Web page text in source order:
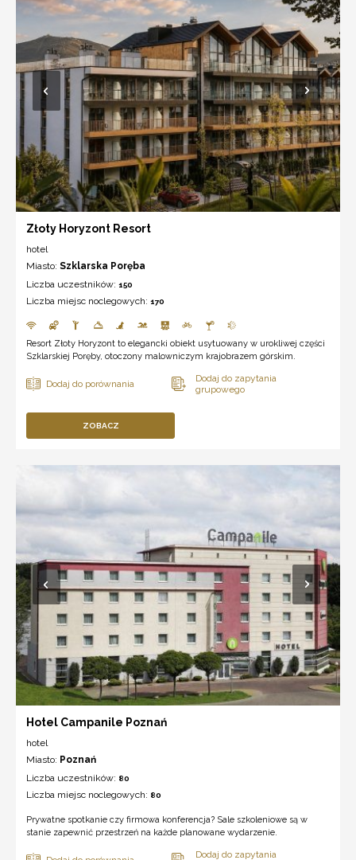
Złoty Horyzont Resort
hotel
Miasto: Szklarska Poręba
Liczba uczestników: 150
Liczba miejsc noclegowych: 170
Resort Złoty Horyzont to elegancki obiekt usytuowany w urokliwej części
Szklarskiej Poręby, otoczony malowniczym krajobrazem górskim.
ZOBACZ
Hotel Campanile Poznań
hotel
Miasto: Poznań
Liczba uczestników: 80
Liczba miejsc noclegowych: 80
Prywatne spotkanie czy firmowa konferencja? Sale szkoleniowe są w
stanie zapewnić przestrzeń na każde planowane wydarzenie.